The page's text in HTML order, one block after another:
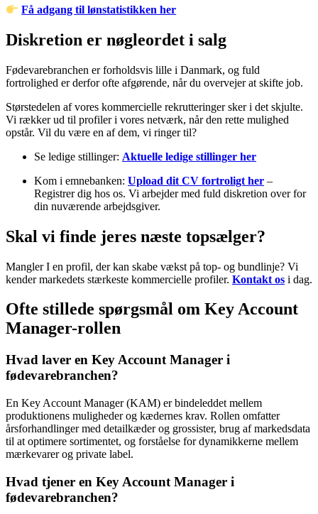
Få adgang til lønstatistikken her
Diskretion er nøgleordet i salg
Fødevarebranchen er forholdsvis lille i Danmark, og fuld
fortrolighed er derfor ofte afgørende, når du overvejer at skifte job.
Størstedelen af vores kommercielle rekrutteringer sker i det skjulte.
Vi rækker ud til profiler i vores netværk, når den rette mulighed
opstår. Vil du være en af dem, vi ringer til?
Se ledige stillinger: Aktuelle ledige stillinger her
Kom i emnebanken: Upload dit CV fortroligt her –
Registrer dig hos os. Vi arbejder med fuld diskretion over for
din nuværende arbejdsgiver.
Skal vi finde jeres næste topsælger?
Mangler I en profil, der kan skabe vækst på top- og bundlinje? Vi
kender markedets stærkeste kommercielle profiler. Kontakt os i dag.
Ofte stillede spørgsmål om Key Account
Manager-rollen
Hvad laver en Key Account Manager i
fødevarebranchen?
En Key Account Manager (KAM) er bindeleddet mellem
produktionens muligheder og kædernes krav. Rollen omfatter
årsforhandlinger med detailkæder og grossister, brug af markedsdata
til at optimere sortimentet, og forståelse for dynamikkerne mellem
mærkevarer og private label.
Hvad tjener en Key Account Manager i
fødevarebranchen?